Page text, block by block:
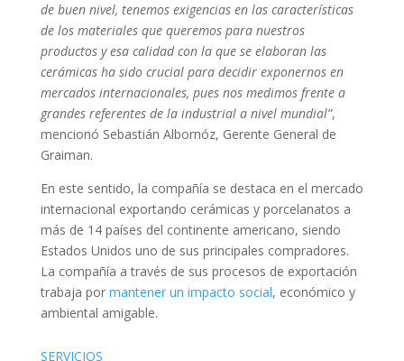
de buen nivel, tenemos exigencias en las características
de los materiales que queremos para nuestros
productos y esa calidad con la que se elaboran las
cerámicas ha sido crucial para decidir exponernos en
mercados internacionales, pues nos medimos frente a
grandes referentes de la industrial a nivel mundial”,
mencionó Sebastián Albornóz, Gerente General de
Graiman.
En este sentido, la compañía se destaca en el mercado
internacional exportando cerámicas y porcelanatos a
más de 14 países del continente americano, siendo
Estados Unidos uno de sus principales compradores.
La compañía a través de sus procesos de exportación
trabaja por mantener un impacto social, económico y
ambiental amigable.
SERVICIOS